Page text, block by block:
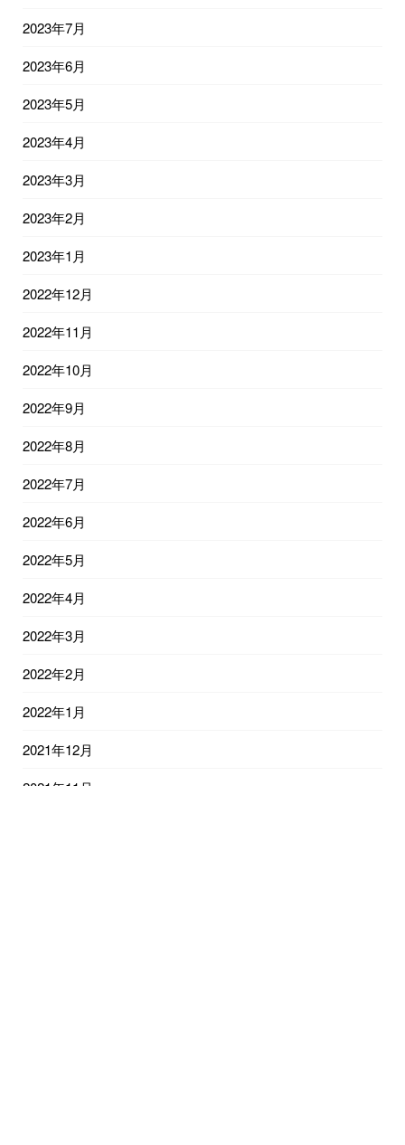
2023年7月
2023年6月
2023年5月
2023年4月
2023年3月
2023年2月
2023年1月
2022年12月
2022年11月
2022年10月
2022年9月
2022年8月
2022年7月
2022年6月
2022年5月
2022年4月
2022年3月
2022年2月
2022年1月
2021年12月
2021年11月